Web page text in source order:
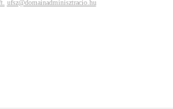
ufsz@domainadminisztracio.hu